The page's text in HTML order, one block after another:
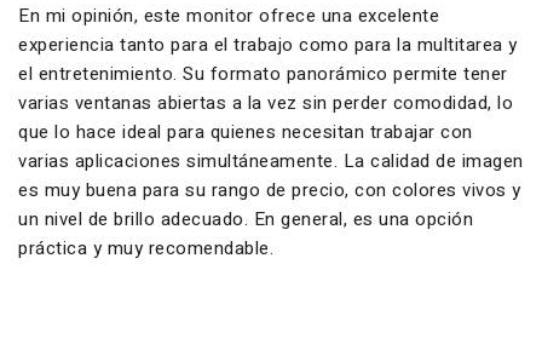
En mi opinión, este monitor ofrece una excelente
experiencia tanto para el trabajo como para la multitarea y
el entretenimiento. Su formato panorámico permite tener
varias ventanas abiertas a la vez sin perder comodidad, lo
que lo hace ideal para quienes necesitan trabajar con
varias aplicaciones simultáneamente. La calidad de imagen
es muy buena para su rango de precio, con colores vivos y
un nivel de brillo adecuado. En general, es una opción
práctica y muy recomendable.